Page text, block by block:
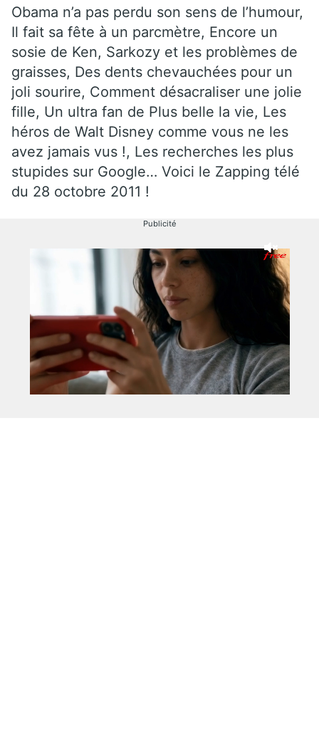
Obama n’a pas perdu son sens de l’humour,
Il fait sa fête à un parcmètre, Encore un
sosie de Ken, Sarkozy et les problèmes de
graisses, Des dents chevauchées pour un
joli sourire, Comment désacraliser une jolie
fille, Un ultra fan de Plus belle la vie, Les
héros de Walt Disney comme vous ne les
avez jamais vus !, Les recherches les plus
stupides sur Google… Voici le Zapping télé
du 28 octobre 2011 !
Publicité